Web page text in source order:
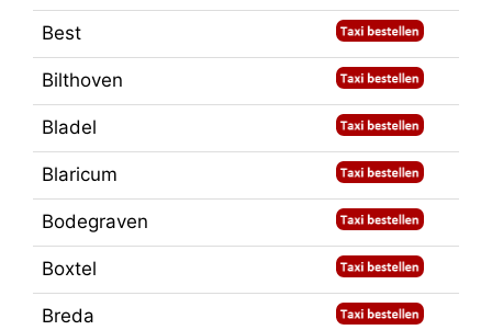
Best
Bilthoven
Bladel
Blaricum
Bodegraven
Boxtel
Breda